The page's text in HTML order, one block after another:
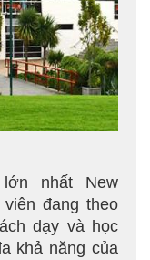
nhất New
đang theo
dạy và học
khả năng của